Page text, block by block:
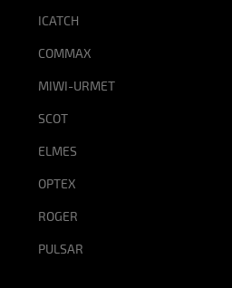
ICATCH
COMMAX
MIWI-URMET
SCOT
ELMES
OPTEX
ROGER
PULSAR